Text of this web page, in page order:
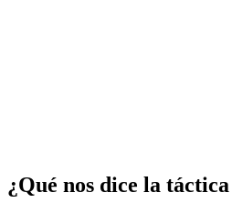
¿Qué nos dice la